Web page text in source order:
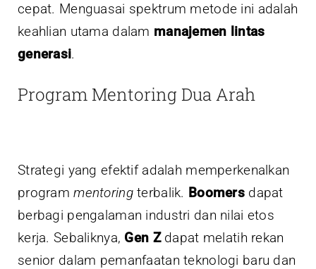
cepat. Menguasai spektrum metode ini adalah
keahlian utama dalam manajemen lintas
generasi.
Program Mentoring Dua Arah
Strategi yang efektif adalah memperkenalkan
programmentoringterbalik. Boomers dapat
berbagi pengalaman industri dan nilai etos
kerja. Sebaliknya, Gen Zdapat melatih rekan
senior dalam pemanfaatan teknologi baru dan